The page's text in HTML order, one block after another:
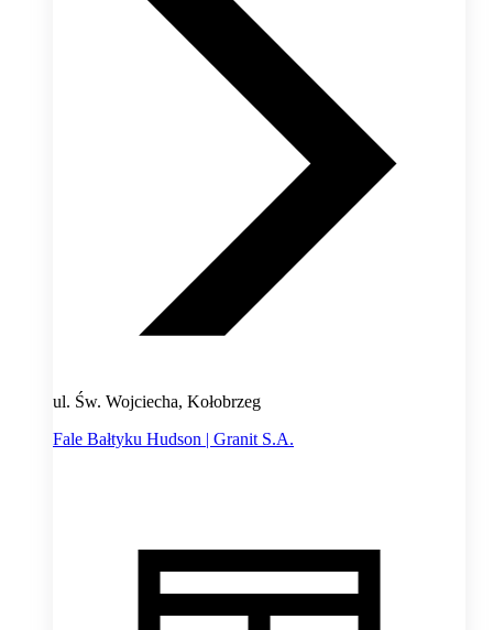
ul. Św. Wojciecha, Kołobrzeg
Fale Bałtyku Hudson | Granit S.A.